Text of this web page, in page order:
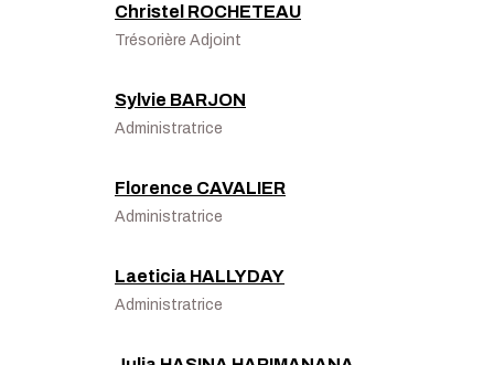
Christel ROCHETEAU
Trésorière Adjoint
Sylvie BARJON
Administratrice
Florence CAVALIER
Administratrice
Laeticia HALLYDAY
Administratrice